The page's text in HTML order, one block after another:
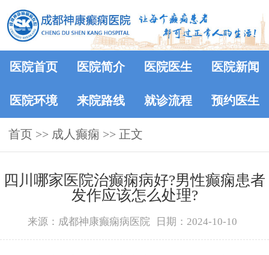
医院首页 医院简介 医院医生 医院新闻
医院环境 来院路线 就诊流程 预约医生
首页 >> 成人癫痫 >> 正文
四川哪家医院治癫痫病好?男性癫痫患者
发作应该怎么处理?
来源：成都神康癫痫病医院 日期：2024-10-10